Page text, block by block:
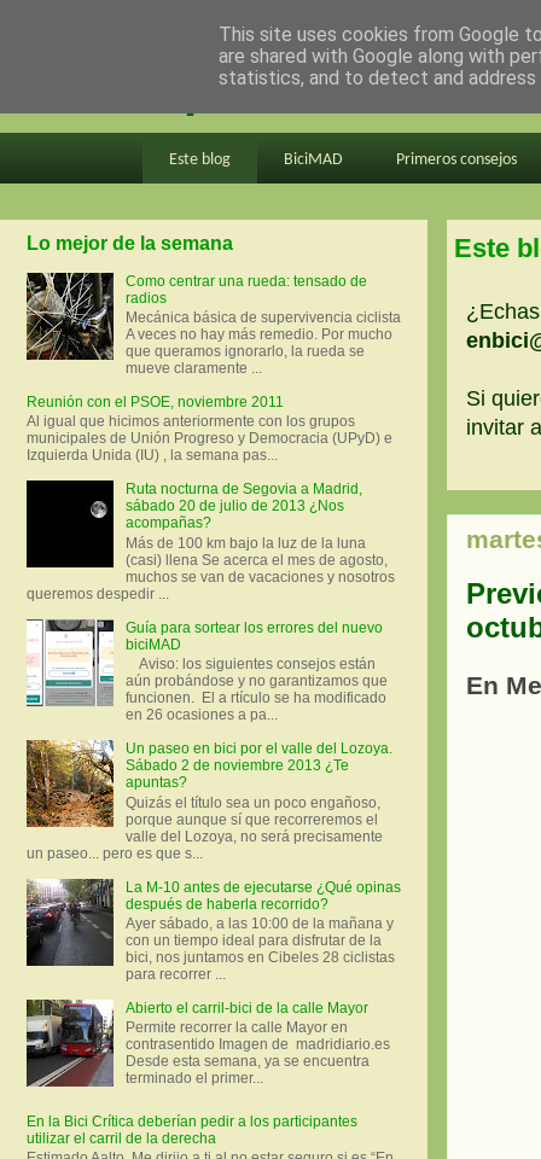
en bici por madrid
Este blog BiciMAD Primeros consejos
Este
Si
invitar
En
Lo mejor de la semana
Como centrar una rueda: tensado de
radios
Mecánica básica de supervivencia ciclista
A veces no hay más remedio. Por mucho
que queramos ignorarlo, la rueda se
mueve claramente ...
Reunión con el PSOE, noviembre 2011
Al igual que hicimos anteriormente con los grupos
municipales de Unión Progreso y Democracia (UPyD) e
Izquierda Unida (IU) , la semana pas...
Ruta nocturna de Segovia a Madrid,
sábado 20 de julio de 2013 ¿Nos
acompañas?
Más de 100 km bajo la luz de la luna
(casi) llena Se acerca el mes de agosto,
muchos se van de vacaciones y nosotros
queremos despedir ...
Guía para sortear los errores del nuevo
biciMAD
Aviso: los siguientes consejos están
aún probándose y no garantizamos que
funcionen. El a rtículo se ha modificado
en 26 ocasiones a pa...
Un paseo en bici por el valle del Lozoya.
Sábado 2 de noviembre 2013 ¿Te
apuntas?
Quizás el título sea un poco engañoso,
porque aunque sí que recorreremos el
valle del Lozoya, no será precisamente
un paseo... pero es que s...
La M-10 antes de ejecutarse ¿Qué opinas
después de haberla recorrido?
Ayer sábado, a las 10:00 de la mañana y
con un tiempo ideal para disfrutar de la
bici, nos juntamos en Cibeles 28 ciclistas
para recorrer ...
Abierto el carril-bici de la calle Mayor
Permite recorrer la calle Mayor en
contrasentido Imagen de madridiario.es
Desde esta semana, ya se encuentra
terminado el primer...
En la Bici Crítica deberían pedir a los participantes
utilizar el carril de la derecha
This site uses cookies from Google
are shared with Google along with
statistics, and to detect and address